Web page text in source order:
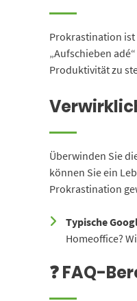
Prokrastination ist
„Aufschieben
Produktivität zu
Überwinden Sie
können Sie ein
Prokrastination
Typische
Homeoffice?
❓ FAQ-